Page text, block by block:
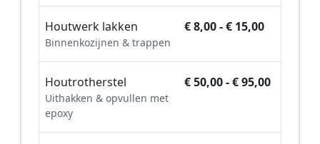
Houtwerk lakken
Binnenkozijnen & trappen
€ 8,00 - € 15,00
Houtrotherstel
Uithakken & opvullen met
epoxy
€ 50,00 - € 95,00